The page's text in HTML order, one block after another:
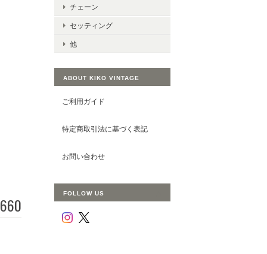
660
チェーン
セッティング
他
ABOUT KIKO VINTAGE
ご利用ガイド
特定商取引法に基づく表記
お問い合わせ
FOLLOW US